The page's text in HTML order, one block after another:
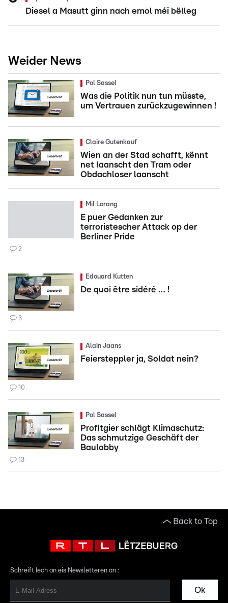
Diesel a Masutt ginn nach emol méi bëlleg
Weider News
Pol Sassel
Was die Politik nun tun müsste,
um Vertrauen zurückzugewinnen !
Claire Gutenkauf
Wien an der Stad schafft, kënnt
net laanscht den Tram oder
Obdachloser laanscht
Mil Lorang
E puer Gedanken zur
terroristescher Attack op der
Berliner Pride
2
Edouard Kutten
De quoi être sidéré … !
3
Alain Jaans
Feiersteppler ja, Soldat nein?
10
Pol Sassel
Profitgier schlägt Klimaschutz:
Das schmutzige Geschäft der
Baulobby
13
Back to Top
Schreift Iech an eis Newsletteren an :
Ok